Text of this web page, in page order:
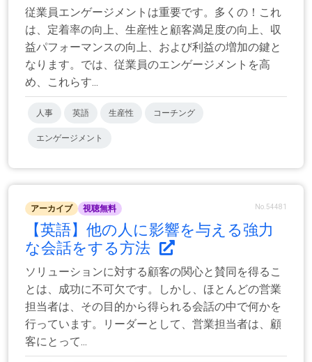
従業員エンゲージメントは重要です。多くの！これ
は、定着率の向上、生産性と顧客満足度の向上、収
益パフォーマンスの向上、および利益の増加の鍵と
なります。では、従業員のエンゲージメントを高
め、これらす...
人事 英語 生産性 コーチング
エンゲージメント
アーカイブ 視聴無料 No.54481
【英語】他の人に影響を与える強力
な会話をする方法
ソリューションに対する顧客の関心と賛同を得るこ
とは、成功に不可欠です。しかし、ほとんどの営業
担当者は、その目的から得られる会話の中で何かを
行っています。リーダーとして、営業担当者は、顧
客にとって...